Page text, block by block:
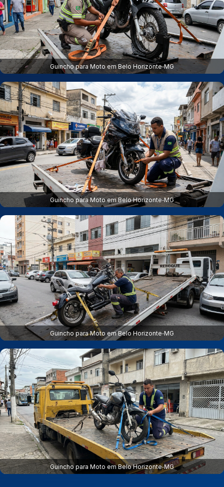
Guincho para Moto em Belo Horizonte‑MG
Guincho para Moto em Belo Horizonte‑MG
Guincho para Moto em Belo Horizonte‑MG
Guincho para Moto em Belo Horizonte‑MG